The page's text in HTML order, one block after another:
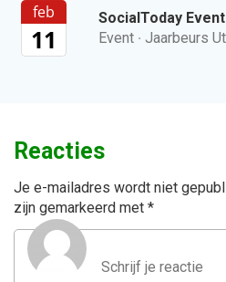
feb
11
SocialToday Event
Event · Jaarbeurs
Reacties
Je e-mailadres wordt niet
zijn gemarkeerd met *